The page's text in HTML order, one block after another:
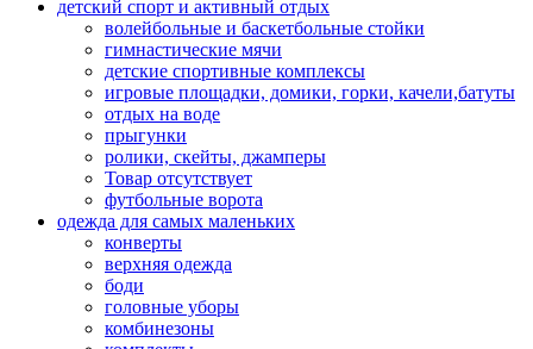
детский спорт и активный отдых
волейбольные и баскетбольные стойки
гимнастические мячи
детские спортивные комплексы
игровые площадки, домики, горки, качели,батуты
отдых на воде
прыгунки
ролики, скейты, джамперы
Товар отсутствует
футбольные ворота
одежда для самых маленьких
конверты
верхняя одежда
боди
головные уборы
комбинезоны